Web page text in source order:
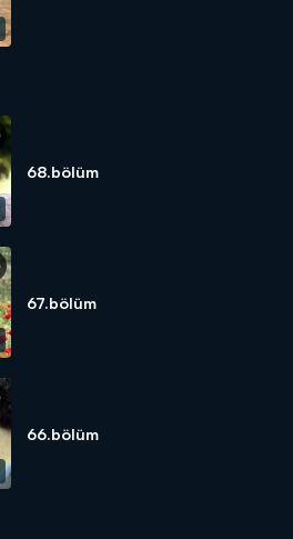
68.bölüm
67.bölüm
66.bölüm